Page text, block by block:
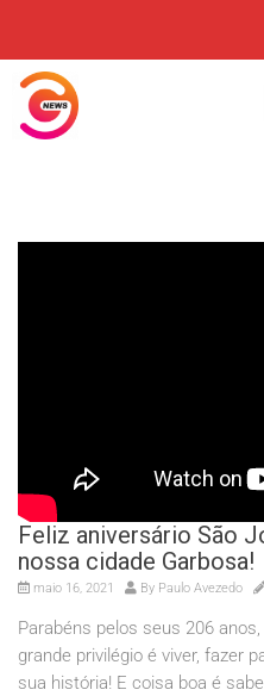
Feliz aniversário São
nossa cidade Garbosa!
maio 16, 2021 By Paulo Avezedo
Parabéns pelos seus 206
grande privilégio é viver, fazer
sua história! E coisa boa é